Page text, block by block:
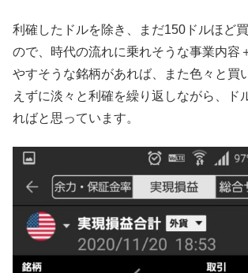
利確したドルを除き、まだ150ドルほど
ので、時代の流れに乗れそうな事業内容
やすそうな銘柄があれば、また色々と買
えずに淡々と利確を繰り返しながら、ド
ればと思っています。